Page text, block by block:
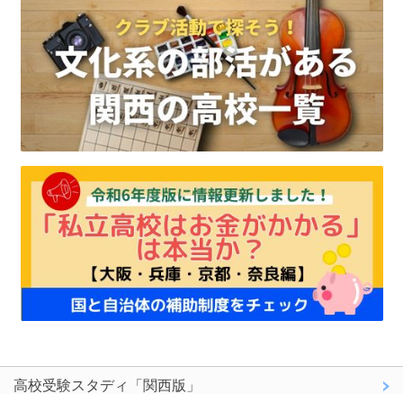
高校受験スタディ「関西版」